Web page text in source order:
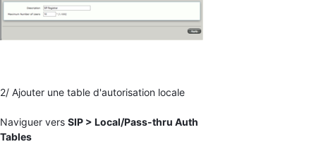
2/ Ajouter une table d'autorisation locale
Naviguer vers SIP > Local/Pass-thru Auth
Tables